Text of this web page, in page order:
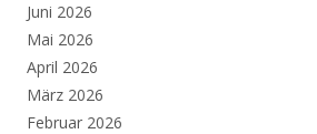
Juni 2026
Mai 2026
April 2026
März 2026
Februar 2026